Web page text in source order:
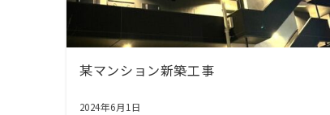
某マンション新築工事
2024年6月1日